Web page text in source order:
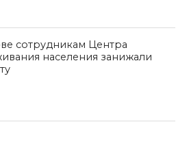
сотрудникам Центра
населения занижали